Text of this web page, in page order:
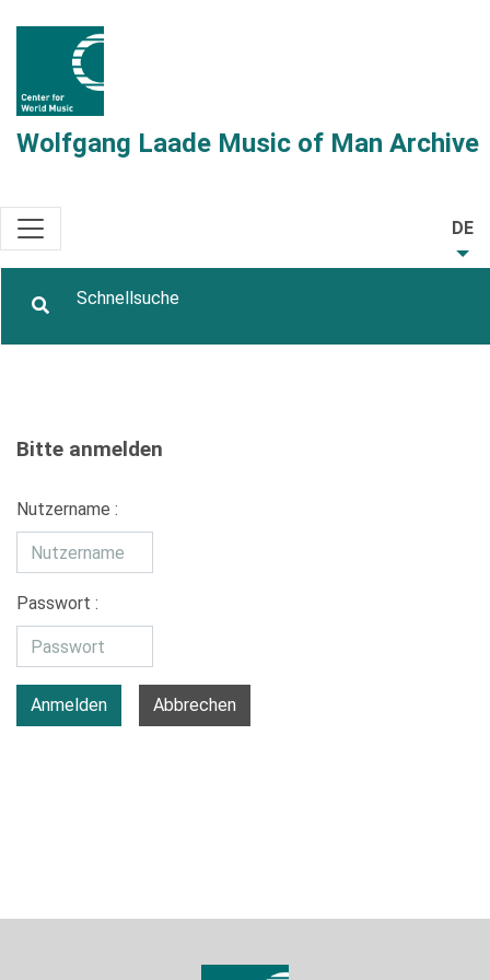
Wolfgang Laade Music of Man Archive
DE
Bitte anmelden
Nutzername :
Passwort :
Anmelden Abbrechen